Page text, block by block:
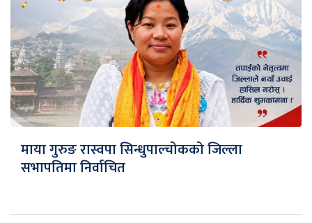
माया गुरुङ रास्वपा सिन्धुपाल्चोकको जिल्ला
सभापतिमा निर्वाचित